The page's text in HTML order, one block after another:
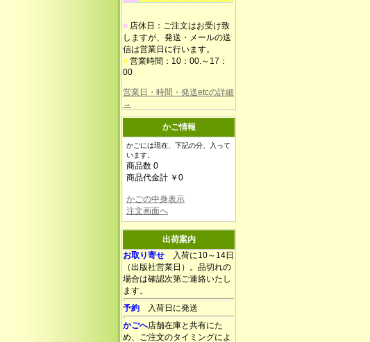
■ 店休日：ご注文はお受け致
しますが、発送・メールの送
信は営業日に行います。
■ 営業時間：10：00.～17：
00
営業日・時間・発送etcの詳細
→
かご情報
かごには現在、下記の分、入って
います。
商品数 0
商品代金計 ￥0
かごの中身表示
注文画面へ
出荷案内
お取り寄せ 入荷に10～14日
（出版社営業日）。品切れの
場合は確認次第ご連絡いたし
ます。
予約 入荷日に発送
かごへ店舗在庫と共有にた
め、ご注文のタイミングによ